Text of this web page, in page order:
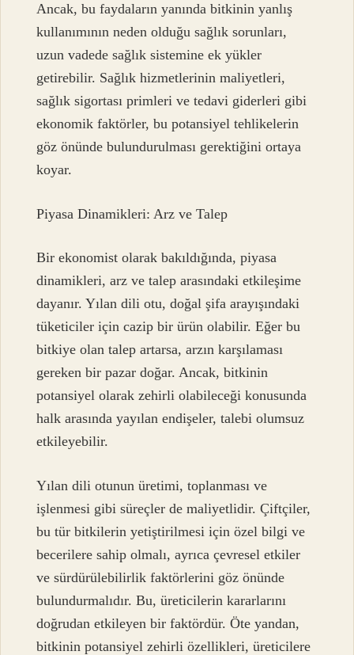
Ancak, bu faydaların yanında bitkinin yanlış
kullanımının neden olduğu sağlık sorunları,
uzun vadede sağlık sistemine ek yükler
getirebilir. Sağlık hizmetlerinin maliyetleri,
sağlık sigortası primleri ve tedavi giderleri gibi
ekonomik faktörler, bu potansiyel tehlikelerin
göz önünde bulundurulması gerektiğini ortaya
koyar.
Piyasa Dinamikleri: Arz ve Talep
Bir ekonomist olarak bakıldığında, piyasa
dinamikleri, arz ve talep arasındaki etkileşime
dayanır. Yılan dili otu, doğal şifa arayışındaki
tüketiciler için cazip bir ürün olabilir. Eğer bu
bitkiye olan talep artarsa, arzın karşılaması
gereken bir pazar doğar. Ancak, bitkinin
potansiyel olarak zehirli olabileceği konusunda
halk arasında yayılan endişeler, talebi olumsuz
etkileyebilir.
Yılan dili otunun üretimi, toplanması ve
işlenmesi gibi süreçler de maliyetlidir. Çiftçiler,
bu tür bitkilerin yetiştirilmesi için özel bilgi ve
becerilere sahip olmalı, ayrıca çevresel etkiler
ve sürdürülebilirlik faktörlerini göz önünde
bulundurmalıdır. Bu, üreticilerin kararlarını
doğrudan etkileyen bir faktördür. Öte yandan,
bitkinin potansiyel zehirli özellikleri, üreticilere